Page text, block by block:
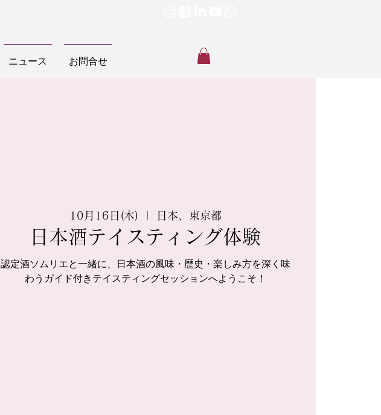
ニュース お問合せ
10月16日(木) 日本、東京都
日本酒テイスティング体験
認定酒ソムリエと一緒に、日本酒の風味・歴史・楽しみ方を深く味
わうガイド付きテイスティングセッションへようこそ！